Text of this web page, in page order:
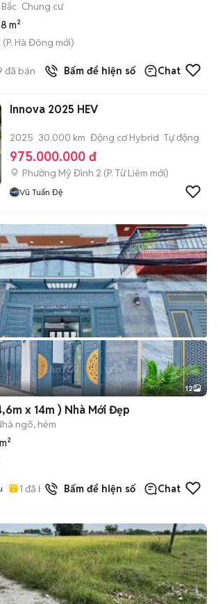
Chung cư
m²
(P. Hà Đông mới)
đã bán Bấm để hiện số Chat
Innova 2025 HEV
2025 30.000 km Động cơ Hybrid Tự động
975.000.000 đ
Phường Mỹ Đình 2 (P. Từ Liêm mới)
Vũ Tuấn Đệ
+2
12
x 14m ) Nhà Mới Đẹp
ngõ, hẻm
1 đã bán Bấm để hiện số Chat